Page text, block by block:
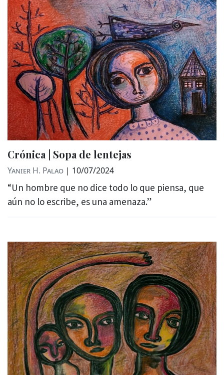
Crónica | Sopa de lentejas
Yanier H. Palao | 10/07/2024
“Un hombre que no dice todo lo que piensa, que
aún no lo escribe, es una amenaza.”